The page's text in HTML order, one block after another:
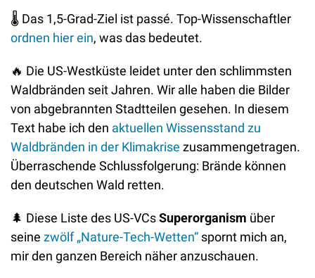
🌡
ordnen hier ein, was das bedeutet.
🔥 Die US-Westküste leidet unter den schlimmsten
Waldbränden seit Jahren. Wir alle haben die Bilder
von abgebrannten Stadtteilen gesehen. In diesem
Text habe ich den aktuellen Wissensstand zu
Waldbränden in der Klimakrise zusammengetragen.
Überraschende Schlussfolgerung: Brände können
den deutschen Wald retten.
🌲 Diese Liste des US-VCs Superorganism über
seine zwölf „Nature-Tech-Wetten“ spornt mich an,
mir den ganzen Bereich näher anzuschauen.